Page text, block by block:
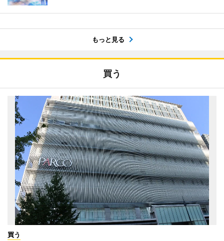
もっと見る
買う
買う